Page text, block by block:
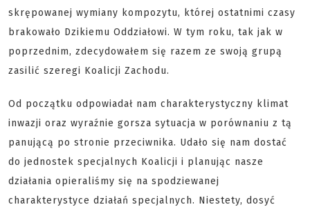
skrępowanej wymiany kompozytu, której ostatnimi czasy
brakowało Dzikiemu Oddziałowi. W tym roku, tak jak w
poprzednim, zdecydowałem się razem ze swoją grupą
zasilić szeregi Koalicji Zachodu.
Od początku odpowiadał nam charakterystyczny klimat
inwazji oraz wyraźnie gorsza sytuacja w porównaniu z tą
panującą po stronie przeciwnika. Udało się nam dostać
do jednostek specjalnych Koalicji i planując nasze
działania opieraliśmy się na spodziewanej
charakterystyce działań specjalnych. Niestety, dosyć